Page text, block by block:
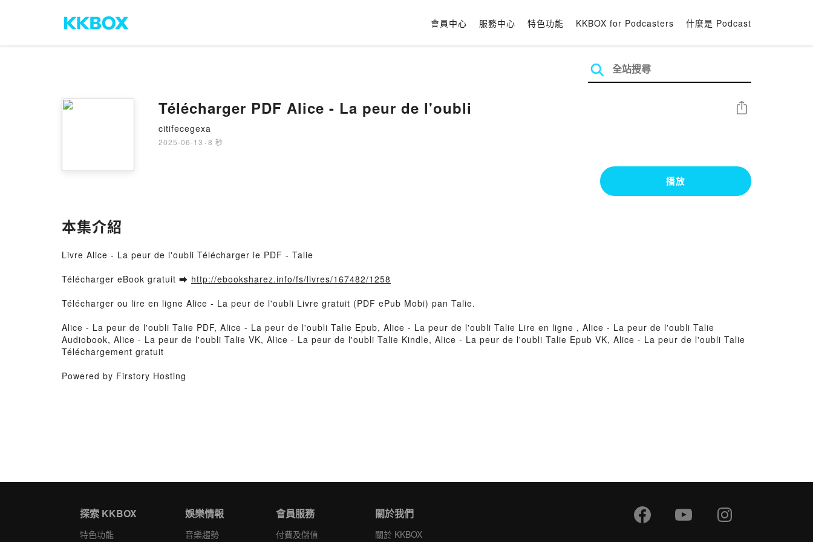
會員中心 服務中心 特色功能 KKBOX for Podcasters 什麼是 Podcast
Télécharger PDF Alice - La peur de l'oubli
citifecegexa
2025-06-13 · 8 秒
分享
播放
本集介紹
Livre Alice - La peur de l'oubli Télécharger le PDF - Talie
Télécharger eBook gratuit ➡ http://ebooksharez.info/fs/livres/167482/1258
Télécharger ou lire en ligne Alice - La peur de l'oubli Livre gratuit (PDF ePub Mobi) pan Talie.
Alice - La peur de l'oubli Talie PDF, Alice - La peur de l'oubli Talie Epub, Alice - La peur de l'oubli Talie Lire en ligne , Alice - La peur de l'oubli Talie
Audiobook, Alice - La peur de l'oubli Talie VK, Alice - La peur de l'oubli Talie Kindle, Alice - La peur de l'oubli Talie Epub VK, Alice - La peur de l'oubli Talie
Téléchargement gratuit
Powered by Firstory Hosting
探索 KKBOX
特色功能
娛樂情報
音樂趨勢
會員服務
付費及儲值
關於我們
關於 KKBOX